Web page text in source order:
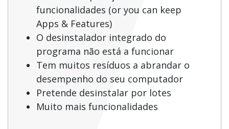
funcionalidades (or you can keep
Apps & Features)
O desinstalador integrado do
programa não está a funcionar
Tem muitos resíduos a abrandar o
desempenho do seu computador
Pretende desinstalar por lotes
Muito mais funcionalidades